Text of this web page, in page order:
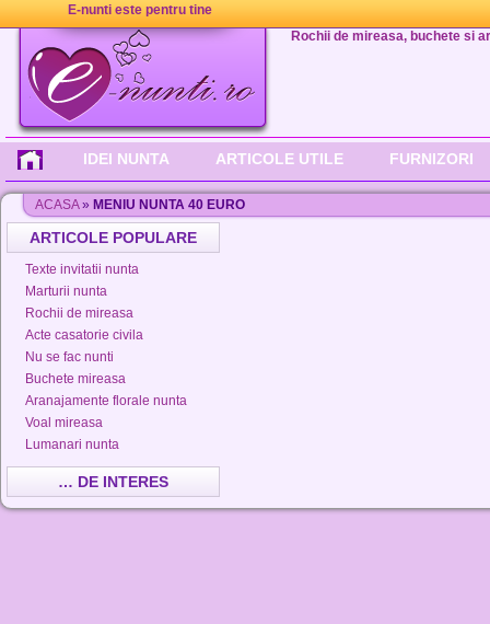
E-nunti este pentru tine
Rochii de mireasa, buchete si
IDEI NUNTA ARTICOLE UTILE FURNIZORI
ACASA» MENIU NUNTA 40 EURO
ARTICOLE POPULARE
Texte invitatii nunta
Marturii nunta
Rochii de mireasa
Acte casatorie civila
Nu se fac nunti
Buchete mireasa
Aranajamente florale nunta
Voal mireasa
Lumanari nunta
… DE INTERES